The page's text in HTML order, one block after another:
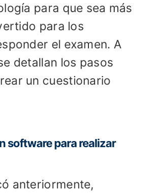
para que sea más
para los
el examen. A
detallan los pasos
un cuestionario
software para realizar
anteriormente,